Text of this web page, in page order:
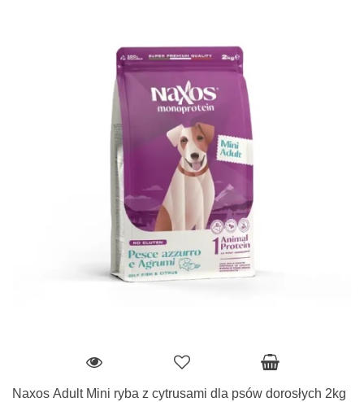
Naxos Adult Mini ryba z cytrusami dla psów dorosłych 2kg